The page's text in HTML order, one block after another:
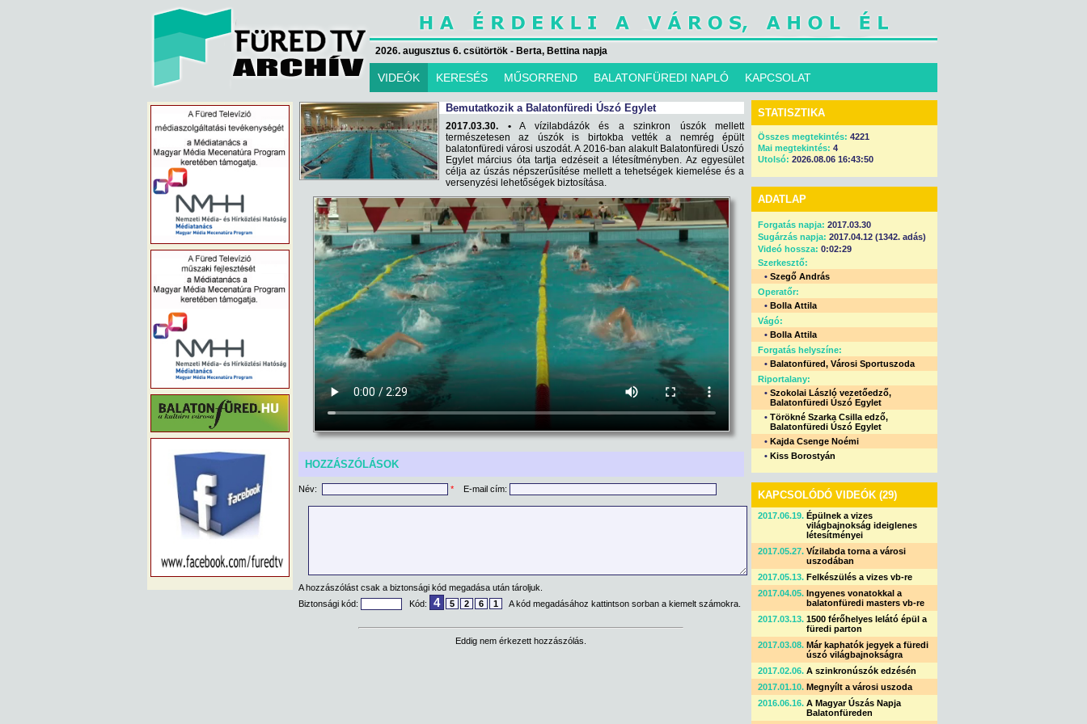
2026. augusztus 6. csütörtök - Berta, Bettina napja
VIDEÓK KERESÉS MŰSORREND BALATONFÜREDI NAPLÓ KAPCSOLAT
Bemutatkozik a Balatonfüredi Úszó Egylet
2017.03.30. •A vízilabdázók és a szinkron úszók mellett
természetesen az úszók is birtokba vették a nemrég épült
balatonfüredi városi uszodát. A 2016-ban alakult Balatonfüredi Úszó
Egylet március óta tartja edzéseit a létesítményben. Az egyesület
célja az úszás népszerűsítése mellett a tehetségek kiemelése és a
versenyzési lehetőségek biztosítása.
HOZZÁSZÓLÁSOK
Név: * E-mail cím:
A hozzászólást csak a biztonsági kód megadása után tároljuk.
Biztonsági kód:
Kód: 4 5 2 6 1 A kód megadásához kattintson sorban a kiemelt számokra.
Eddig nem érkezett hozzászólás.
STATISZTIKA
Összes megtekintés: 4221
Mai megtekintés: 4
Utolsó: 2026.08.06 16:43:50
ADATLAP
Forgatás napja: 2017.03.30
Sugárzás napja: 2017.04.12 (1342. adás)
Videó hossza: 0:02:29
Szerkesztő:
• Szegő András
Operatőr:
• Bolla Attila
Vágó:
• Bolla Attila
Forgatás helyszíne:
• Balatonfüred, Városi Sportuszoda
Riportalany:
• Szokolai László vezetőedző,
Balatonfüredi Úszó Egylet
• Törökné Szarka Csilla edző,
Balatonfüredi Úszó Egylet
• Kajda Csenge Noémi
• Kiss Borostyán
KAPCSOLÓDÓ VIDEÓK (29)
2017.06.19. Épülnek a vizes
világbajnokság ideiglenes
létesítményei
2017.05.27. Vízilabda torna a városi
uszodában
2017.05.13. Felkészülés a vizes vb-re
2017.04.05. Ingyenes vonatokkal a
balatonfüredi masters vb-re
2017.03.13. 1500 férőhelyes lelátó épül a
füredi parton
2017.03.08. Már kaphatók jegyek a füredi
úszó világbajnokságra
2017.02.06. A szinkronúszók edzésén
2017.01.10. Megnyílt a városi uszoda
2016.06.16. A Magyar Úszás Napja
Balatonfüreden